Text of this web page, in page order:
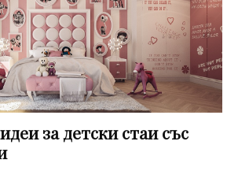
за детски стаи със